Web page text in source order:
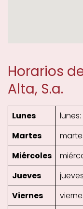
Horarios
Alta, S.a.
Lunes
lunes:
Martes
Miércoles
Jueves
Viernes